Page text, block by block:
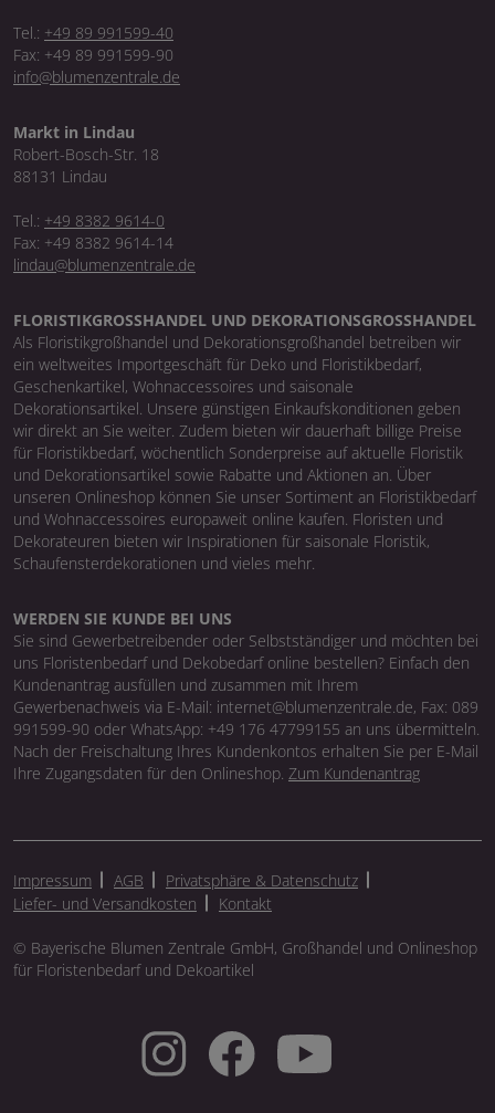
Tel.: +49 89 991599-40
Fax: +49 89 991599-90
info@blumenzentrale.de
Markt in Lindau
Robert-Bosch-Str. 18
88131 Lindau
Tel.: +49 8382 9614-0
Fax: +49 8382 9614-14
lindau@blumenzentrale.de
FLORISTIKGROSSHANDEL UND DEKORATIONSGROSSHANDEL
Als Floristikgroßhandel und Dekorationsgroßhandel betreiben wir
ein weltweites Importgeschäft für Deko und Floristikbedarf,
Geschenkartikel, Wohnaccessoires und saisonale
Dekorationsartikel. Unsere günstigen Einkaufskonditionen geben
wir direkt an Sie weiter. Zudem bieten wir dauerhaft billige Preise
für Floristikbedarf, wöchentlich Sonderpreise auf aktuelle Floristik
und Dekorationsartikel sowie Rabatte und Aktionen an. Über
unseren Onlineshop können Sie unser Sortiment an Floristikbedarf
und Wohnaccessoires europaweit online kaufen. Floristen und
Dekorateuren bieten wir Inspirationen für saisonale Floristik,
Schaufensterdekorationen und vieles mehr.
WERDEN SIE KUNDE BEI UNS
Sie sind Gewerbetreibender oder Selbstständiger und möchten bei
uns Floristenbedarf und Dekobedarf online bestellen? Einfach den
Kundenantrag ausfüllen und zusammen mit Ihrem
Gewerbenachweis via E-Mail: internet@blumenzentrale.de, Fax: 089
991599-90 oder WhatsApp: +49 176 47799155 an uns übermitteln.
Nach der Freischaltung Ihres Kundenkontos erhalten Sie per E-Mail
Ihre Zugangsdaten für den Onlineshop. Zum Kundenantrag
Impressum AGB
Privatsphäre & Datenschutz
Liefer- und Versandkosten
Kontakt
© Bayerische Blumen Zentrale GmbH, Großhandel und Onlineshop
für Floristenbedarf und Dekoartikel